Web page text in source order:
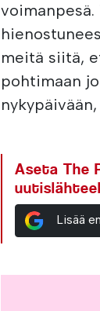
meitä siitä,
pohtimaan
Aseta The
Lisää